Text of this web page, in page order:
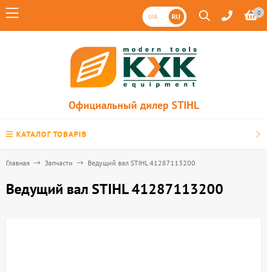
UA RU 0
Официальный дилер STIHL
КАТАЛОГ ТОВАРІВ
Главная Запчасти Ведущий вал STIHL 41287113200
Ведущий вал STIHL 41287113200